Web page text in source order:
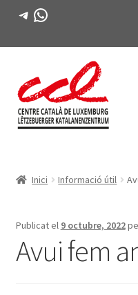
Telegram
WhatsApp
navegació
al
contingut
ACTIVITATS
CURSOS
FES-TE SOCI
Inici Informació útil
Publicat el 9 octubre, 2022
Avui fem